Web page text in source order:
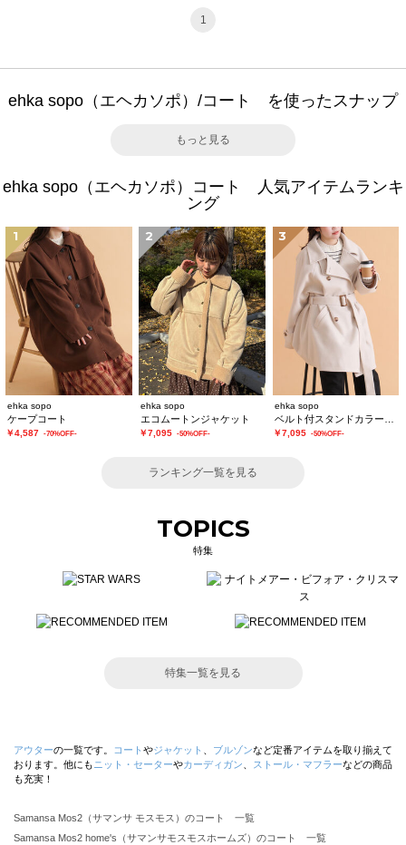
1
ehka sopo（エヘカソポ）/コート を使ったスナップ
もっと見る
ehka sopo（エヘカソポ）コート 人気アイテムランキ
ング
1
ehka sopo
ケープコート
￥4,587 -70%OFF-
2
ehka sopo
エコムートンジャケット
￥7,095 -50%OFF-
3
ehka sopo
￥7,095 -50%OFF-
ランキング一覧を見る
TOPICS
特集
特集一覧を見る
アウターの一覧です。 コート やジャケット ブルゾンなど定番アイテムを取り揃えて
おります。他にも ニット・セーターやカーディガン ストール・マフラーなどの商品
も充実！
Samansa Mos2（サマンサ モスモス）のコート 一覧
Samansa Mos2 home's（サマンサモスモスホームズ）のコート 一覧